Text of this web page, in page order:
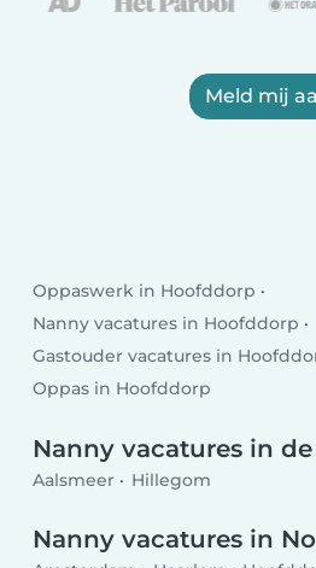
Meld mij
Oppaswerk in Hoofddorp
Nanny vacatures in Hoofddorp
Gastouder vacatures in
Oppas in Hoofddorp
Nanny vacatures in
Aalsmeer Hillegom
Nanny vacatures in